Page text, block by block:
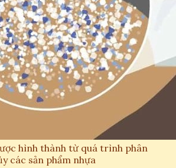
hình thành từ quá trình phân
các sản phẩm nhựa